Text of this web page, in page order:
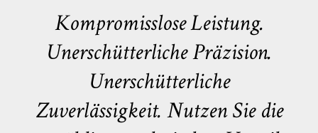
Kompromisslose Leistung.
Unerschütterliche Präzision.
Unerschütterliche
Zuverlässigkeit. Nutzen Sie die